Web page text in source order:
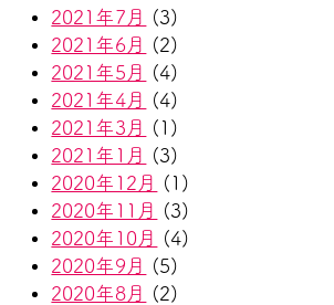
2021年7月
(3)
2021年6月
(2)
2021年5月
(4)
2021年4月
(4)
2021年3月
(1)
2021年1月
(3)
2020年12月
(1)
2020年11月
(3)
2020年10月
(4)
2020年9月
(5)
2020年8月
(2)